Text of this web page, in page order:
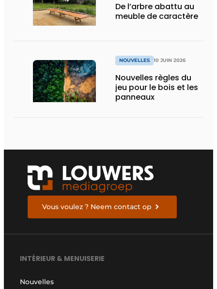
De l’arbre abattu au
meuble de caractère
NOUVELLES 10 JUIN 2026
Nouvelles règles du
jeu pour le bois et les
panneaux
Vous voulez ? Neem contact op
INTÉRIEUR & MENUISERIE
Nouvelles